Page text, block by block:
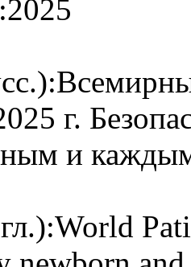
2025
г.
и
World